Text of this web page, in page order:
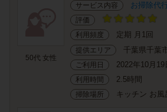
50代 女性
サービス内容 お掃除代
評価
利用頻度
定期 月1回
提供エリア 千葉県千葉
ご利用日 2022年10月19
利用時間 2.5時間
掃除場所 キッチン お